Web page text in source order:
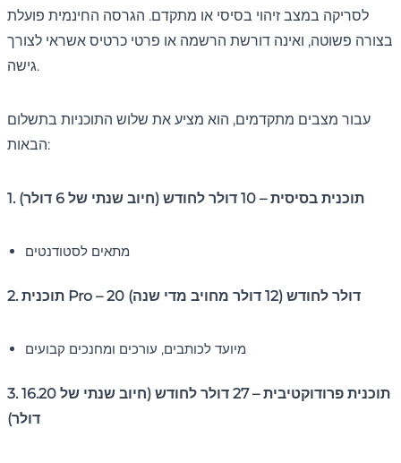
לסריקה במצב זיהוי בסיסי או מתקדם. הגרסה החינמית פועלת
בצורה פשוטה, ואינה דורשת הרשמה או פרטי כרטיס אשראי לצורך
גישה.
עבור מצבים מתקדמים, הוא מציע את שלוש התוכניות בתשלום
הבאות:
1. תוכנית בסיסית – 10 דולר לחודש (חיוב שנתי של 6 דולר)
מתאים לסטודנטים
2. תוכנית Pro – 20 דולר לחודש (12 דולר מחויב מדי שנה)
מיועד לכותבים, עורכים ומחנכים קבועים
3. תוכנית פרודוקטיבית – 27 דולר לחודש (חיוב שנתי של 16.20
דולר)